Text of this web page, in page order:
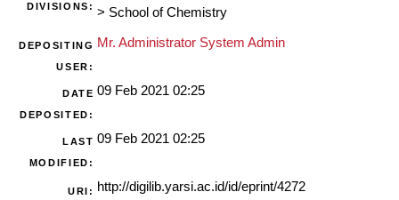
DIVISIONS: > School of Chemistry
DEPOSITING
USER:
Mr. Administrator System Admin
DATE
DEPOSITED:
09 Feb 2021 02:25
LAST
MODIFIED:
09 Feb 2021 02:25
URI: http://digilib.yarsi.ac.id/id/eprint/4272